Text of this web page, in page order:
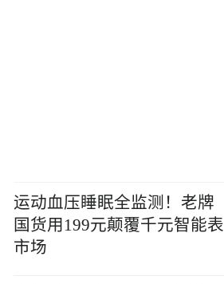
运动血压睡眠全监测！老牌
国货用199元颠覆千元智能表
市场